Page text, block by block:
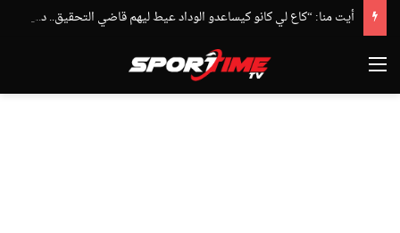
أيت منا: “كاع لي كانو كيساعدو الوداد عيط ليهم قاضي التحقيق.. دابا حتى شي واحد ما بقا باغي يعاون”
القائمة